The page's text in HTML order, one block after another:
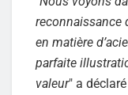
reconnaissance
en matière
parfaite
valeur" a